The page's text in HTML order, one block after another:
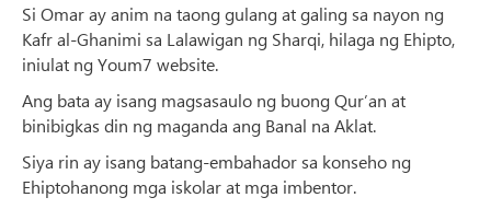
Si Omar ay anim na taong gulang at galing sa nayon ng
Kafr al-Ghanimi sa Lalawigan ng Sharqi, hilaga ng Ehipto,
iniulat ng Youm7 website.
Ang bata ay isang magsasaulo ng buong Qur’an at
binibigkas din ng maganda ang Banal na Aklat.
Siya rin ay isang batang-embahador sa konseho ng
Ehiptohanong mga iskolar at mga imbentor.